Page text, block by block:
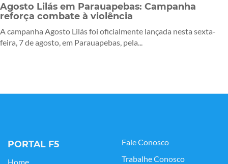
Agosto Lilás em Parauapebas: Campanha
reforça combate à violência
A campanha Agosto Lilás foi oficialmente lançada nesta sexta-
feira, 7 de agosto, em Parauapebas, pela...
PORTAL F5
Home
Fale Conosco
Trabalhe Conosco